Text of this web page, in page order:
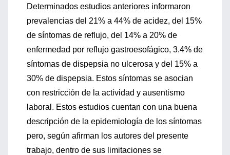
Determinados estudios anteriores informaron
prevalencias del 21% a 44% de acidez, del 15%
de síntomas de reflujo, del 14% a 20% de
enfermedad por reflujo gastroesofágico, 3.4% de
síntomas de dispepsia no ulcerosa y del 15% a
30% de dispepsia. Estos síntomas se asocian
con restricción de la actividad y ausentismo
laboral. Estos estudios cuentan con una buena
descripción de la epidemiología de los síntomas
pero, según afirman los autores del presente
trabajo, dentro de sus limitaciones se